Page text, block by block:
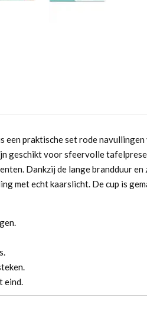
een praktische set rode
geschikt voor sfeervolle
Dankzij de lange brandduur en
met echt kaarslicht. De cup is
eind.